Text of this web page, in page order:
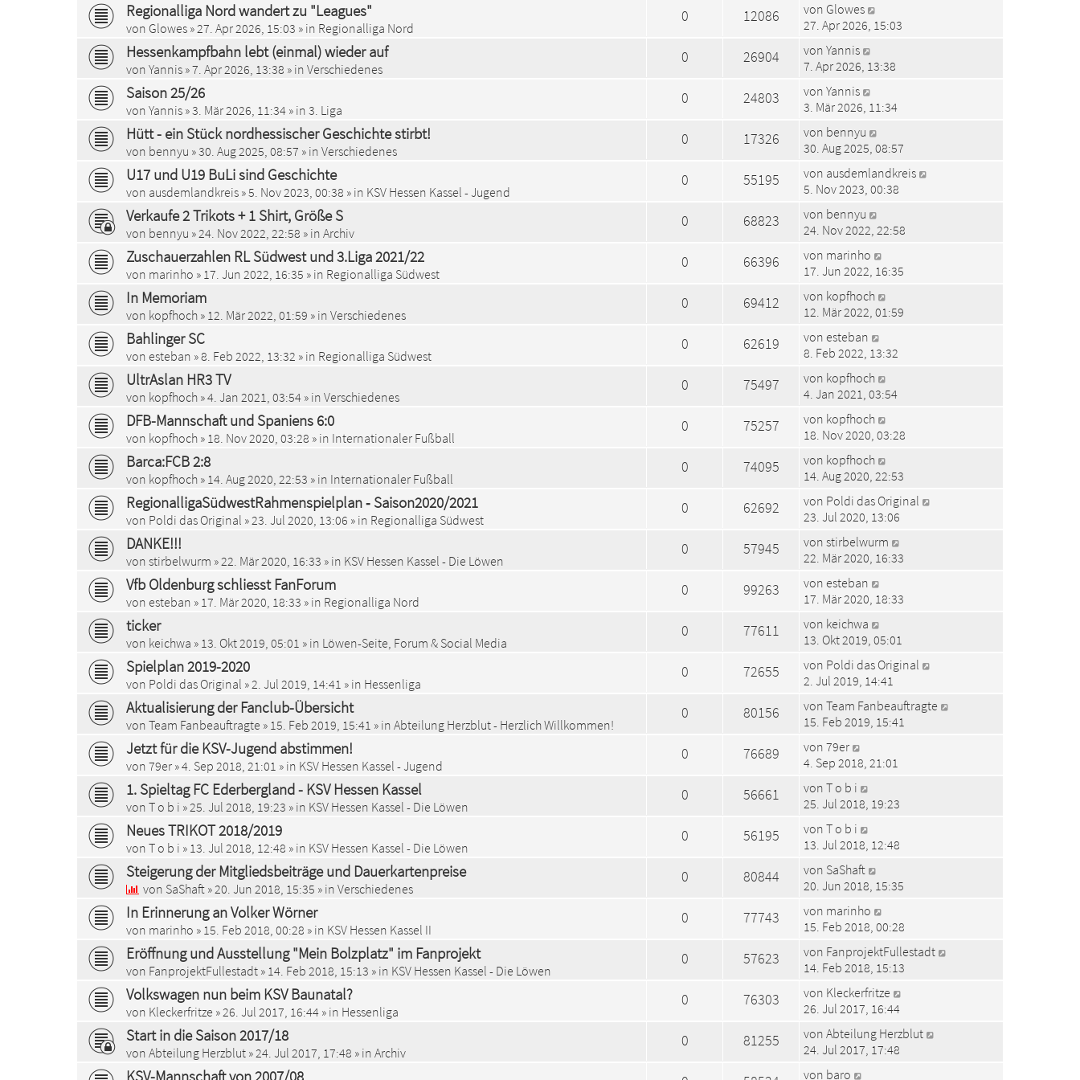
Regionalliga Nord wandert zu "Leagues"
von Glowes » 27. Apr 2026, 15:03 » in Regionalliga Nord
0 12086 von Glowes
27. Apr 2026, 15:03
Hessenkampfbahn lebt (einmal) wieder auf
von Yannis »7. Apr 2026, 13:38 » in Verschiedenes
0 26904 von Yannis
7. Apr 2026, 13:38
Saison 25/26
von Yannis »3. Mär 2026, 11:34 » in 3. Liga
0 24803 von Yannis
3. Mär 2026, 11:34
Hütt - ein Stück nordhessischer Geschichte stirbt!
von bennyu »30. Aug 2025, 08:57 » in Verschiedenes
0 17326 von bennyu
30. Aug 2025, 08:57
U17 und U19 BuLi sind Geschichte
von ausdemlandkreis »5. Nov 2023, 00:38 » in KSV Hessen Kassel - Jugend
0 55195 von ausdemlandkreis
5. Nov 2023, 00:38
Verkaufe 2 Trikots + 1 Shirt, Größe S
von bennyu » 24. Nov 2022, 22:58 » in Archiv
0 68823 von bennyu
24. Nov 2022, 22:58
Zuschauerzahlen RL Südwest und 3.Liga 2021/22
von marinho » 17. Jun 2022, 16:35 » in Regionalliga Südwest
0 66396 von marinho
17. Jun 2022, 16:35
In Memoriam
von kopfhoch » 12. Mär 2022, 01:59 » in Verschiedenes
0 69412 von kopfhoch
12. Mär 2022, 01:59
Bahlinger SC
von esteban »8. Feb 2022, 13:32 » in Regionalliga Südwest
0 62619 von esteban
8. Feb 2022, 13:32
UltrAslan HR3 TV
von kopfhoch »4. Jan 2021, 03:54 » in Verschiedenes
0 75497 von kopfhoch
4. Jan 2021, 03:54
DFB-Mannschaft und Spaniens 6:0
von kopfhoch » 18. Nov 2020, 03:28 » in Internationaler Fußball
0 75257 von kopfhoch
18. Nov 2020, 03:28
Barca:FCB 2:8
von kopfhoch » 14. Aug 2020, 22:53 » in Internationaler Fußball
0 74095 von kopfhoch
14. Aug 2020, 22:53
RegionalligaSüdwestRahmenspielplan ‐ Saison2020/2021
von Poldi das Original » 23. Jul 2020, 13:06 » in Regionalliga Südwest
0 62692 von Poldi das Original
23. Jul 2020, 13:06
DANKE!!!
von stirbelwurm » 22. Mär 2020, 16:33 » in KSV Hessen Kassel - Die Löwen
0 57945 von stirbelwurm
22. Mär 2020, 16:33
Vfb Oldenburg schliesst FanForum
von esteban » 17. Mär 2020, 18:33 » in Regionalliga Nord
0 99263 von esteban
17. Mär 2020, 18:33
ticker
von keichwa » 13. Okt 2019, 05:01 » in Löwen-Seite, Forum & Social Media
0 77611 von keichwa
13. Okt 2019, 05:01
Spielplan 2019-2020
von Poldi das Original » 2. Jul 2019, 14:41 » in Hessenliga
0 72655 von Poldi das Original
2. Jul 2019, 14:41
Aktualisierung der Fanclub-Übersicht
von Team Fanbeauftragte » 15. Feb 2019, 15:41 » in Abteilung Herzblut - Herzlich Willkommen!
0 80156 von Team Fanbeauftragte
15. Feb 2019, 15:41
Jetzt für die KSV-Jugend abstimmen!
von 79er »4. Sep 2018, 21:01 » in KSV Hessen Kassel - Jugend
0 76689 von 79er
4. Sep 2018, 21:01
1. Spieltag FC Ederbergland - KSV Hessen Kassel
von T o b i » 25. Jul 2018, 19:23 » in KSV Hessen Kassel - Die Löwen
0 56661 von T o b i
25. Jul 2018, 19:23
Neues TRIKOT 2018/2019
von T o b i » 13. Jul 2018, 12:48 » in KSV Hessen Kassel - Die Löwen
0 56195 von T o b i
13. Jul 2018, 12:48
Steigerung der Mitgliedsbeiträge und Dauerkartenpreise
von SaShaft » 20. Jun 2018, 15:35 » in Verschiedenes
0 80844 von SaShaft
20. Jun 2018, 15:35
In Erinnerung an Volker Wörner
von marinho » 15. Feb 2018, 00:28 » in KSV Hessen Kassel II
0 77743 von marinho
15. Feb 2018, 00:28
Eröffnung und Ausstellung "Mein Bolzplatz" im Fanprojekt
von FanprojektFullestadt » 14. Feb 2018, 15:13 » in KSV Hessen Kassel - Die Löwen
0 57623 von FanprojektFullestadt
14. Feb 2018, 15:13
Volkswagen nun beim KSV Baunatal?
von Kleckerfritze » 26. Jul 2017, 16:44 » in Hessenliga
0 76303 von Kleckerfritze
26. Jul 2017, 16:44
Start in die Saison 2017/18
von Abteilung Herzblut » 24. Jul 2017, 17:48 » in Archiv
0 81255 von Abteilung Herzblut
24. Jul 2017, 17:48
KSV-Mannschaft von 2007/08 von baro